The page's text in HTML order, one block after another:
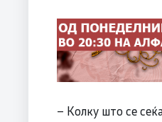
– Колку што се